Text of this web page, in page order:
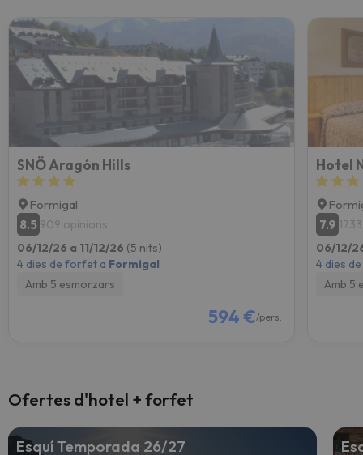
SNÖ Aragón Hills
Formigal
8.5 909 opinions
06/12/26 a 11/12/26 (5 nits)
4 dies de forfet a Formigal
Amb 5 esmorzars
594 €/pers.
Hotel
7.9
06/12/
4 dies
Amb 5
Ofertes d'hotel + forfet
Esquí Temporada 26/27